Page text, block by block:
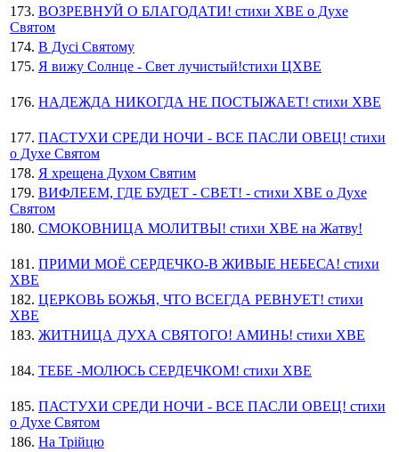
173. ВОЗРЕВНУЙ О БЛАГОДАТИ! стихи ХВЕ о Духе
Святом
174. В Дусі Святому
175. Я вижу Солнце - Свет лучистый!стихи ЦХВЕ
176. НАДЕЖДА НИКОГДА НЕ ПОСТЫЖАЕТ! стихи ХВЕ
177. ПАСТУХИ СРЕДИ НОЧИ - ВСЕ ПАСЛИ ОВЕЦ! стихи
о Духе Святом
178. Я хрещена Духом Святим
179. ВИФЛЕЕМ, ГДЕ БУДЕТ - СВЕТ! - стихи ХВЕ о Духе
Святом
180. СМОКОВНИЦА МОЛИТВЫ! стихи ХВЕ на Жатву!
181. ПРИМИ МОЁ СЕРДЕЧКО-В ЖИВЫЕ НЕБЕСА! стихи
ХВЕ
182. ЦЕРКОВЬ БОЖЬЯ, ЧТО ВСЕГДА РЕВНУЕТ! стихи
ХВЕ
183. ЖИТНИЦА ДУХА СВЯТОГО! АМИНЬ! стихи ХВЕ
184. ТЕБЕ -МОЛЮСЬ СЕРДЕЧКОМ! стихи ХВЕ
185. ПАСТУХИ СРЕДИ НОЧИ - ВСЕ ПАСЛИ ОВЕЦ! стихи
о Духе Святом
186. На Трійцю